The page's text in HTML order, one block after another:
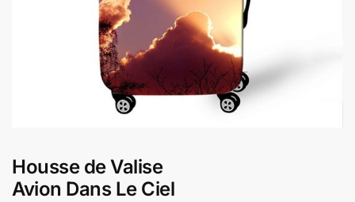
Housse de Valise
Avion Dans Le Ciel